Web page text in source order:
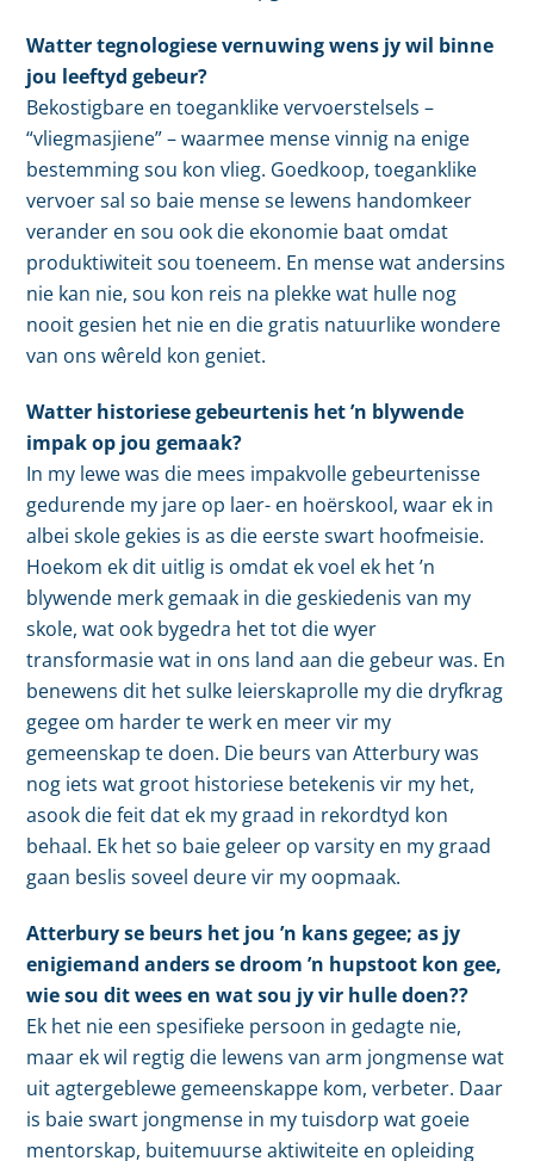
Watter tegnologiese vernuwing wens jy wil binne
jou leeftyd gebeur?
Bekostigbare en toeganklike vervoerstelsels –
“vliegmasjiene” – waarmee mense vinnig na enige
bestemming sou kon vlieg. Goedkoop, toeganklike
vervoer sal so baie mense se lewens handomkeer
verander en sou ook die ekonomie baat omdat
produktiwiteit sou toeneem. En mense wat andersins
nie kan nie, sou kon reis na plekke wat hulle nog
nooit gesien het nie en die gratis natuurlike wondere
van ons wêreld kon geniet.
Watter historiese gebeurtenis het ’n blywende
impak op jou gemaak?
In my lewe was die mees impakvolle gebeurtenisse
gedurende my jare op laer- en hoërskool, waar ek in
albei skole gekies is as die eerste swart hoofmeisie.
Hoekom ek dit uitlig is omdat ek voel ek het ’n
blywende merk gemaak in die geskiedenis van my
skole, wat ook bygedra het tot die wyer
transformasie wat in ons land aan die gebeur was. En
benewens dit het sulke leierskaprolle my die dryfkrag
gegee om harder te werk en meer vir my
gemeenskap te doen. Die beurs van Atterbury was
nog iets wat groot historiese betekenis vir my het,
asook die feit dat ek my graad in rekordtyd kon
behaal. Ek het so baie geleer op varsity en my graad
gaan beslis soveel deure vir my oopmaak.
Atterbury se beurs het jou ’n kans gegee; as jy
enigiemand anders se droom ’n hupstoot kon gee,
wie sou dit wees en wat sou jy vir hulle doen??
Ek het nie een spesifieke persoon in gedagte nie,
maar ek wil regtig die lewens van arm jongmense wat
uit agtergeblewe gemeenskappe kom, verbeter. Daar
is baie swart jongmense in my tuisdorp wat goeie
mentorskap, buitemuurse aktiwiteite en opleiding